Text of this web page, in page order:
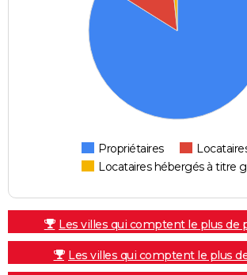
Propriétaires
Locataires hébergés à titre
Les villes qui comptent le plus de
Les villes qui comptent le plus